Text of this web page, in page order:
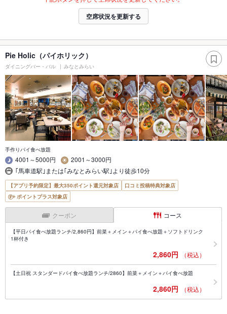
空席状況を更新する
Pie Holic（パイホリック）
ダイニングバー・バル みなとみらい
手作りパイ食べ放題
4001～5000円
2001～3000円
｢馬車道駅｣または｢みなとみらい駅｣より徒歩10分
【アプリ予約限定】最大350ポイント還元対象店
口コミ投稿特典対象店
ポイントプラス対象店
クーポン コース
【平日パイ食べ放題ランチ/2,860円】前菜＋メイン＋パイ食べ放題＋ソフトドリンク
1杯付き
2,860円 （税込）
【土日祝 スタンダードパイ食べ放題ランチ/2860】前菜＋メイン＋パイ食べ放題
2,860円 （税込）